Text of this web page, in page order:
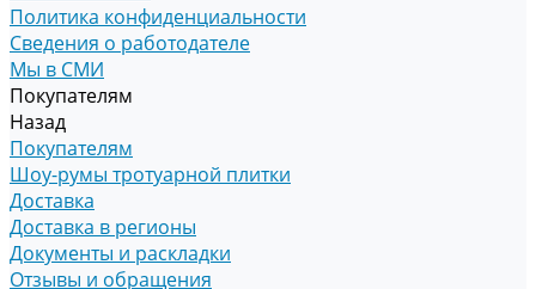
Политика конфиденциальности
Сведения о работодателе
Мы в СМИ
Покупателям
Назад
Покупателям
Шоу-румы тротуарной плитки
Доставка
Доставка в регионы
Документы и раскладки
Отзывы и обращения